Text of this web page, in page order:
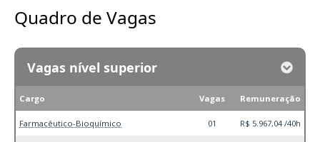
Quadro de Vagas
Vagas nível superior
Cargo Vagas Remuneração
Farmacêutico-Bioquímico 01 R$ 5.967,04 /40h